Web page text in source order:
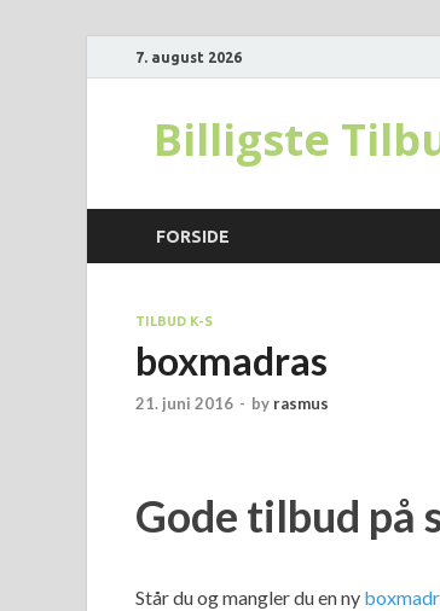
7. august 2026
Billigste
FORSIDE
TILBUD K-S
boxmadras
21. juni 2016 - by rasmus
Gode tilbud på
Står du og mangler du en ny